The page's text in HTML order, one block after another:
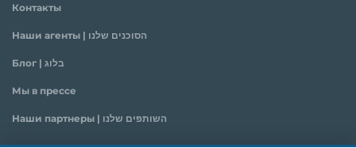
Контакты
Наши агенты | הסוכנים שלנו
Блог | בלוג
Мы в прессе
Наши партнеры | השותפים שלנו